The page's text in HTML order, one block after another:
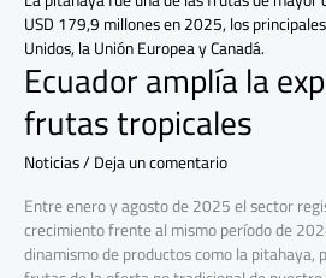
Ecuador amplía la
frutas tropicales
Noticias/Deja un comentario
Entre enero y agosto de 2025 el sector
crecimiento frente al mismo período de
dinamismo de productos como la pitahaya,
USD 179,9 millones en 2025, los
Unidos, la Unión Europea y Canadá.